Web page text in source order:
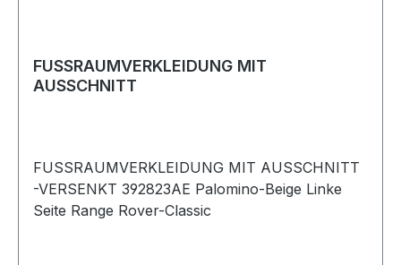
FUSSRAUMVERKLEIDUNG MIT
AUSSCHNITT
FUSSRAUMVERKLEIDUNG MIT AUSSCHNITT
-VERSENKT 392823AE Palomino-Beige Linke
Seite Range Rover-Classic